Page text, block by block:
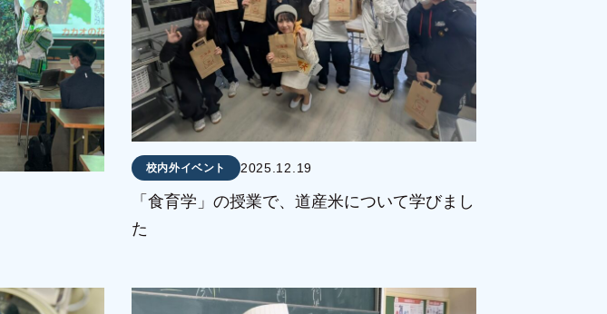
校内外イベント 2025.12.19
「食育学」の授業で、道産米について学びまし
た